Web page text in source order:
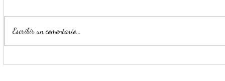
Impulsa Mijes 'Modo
Para
Escribir un comentario...